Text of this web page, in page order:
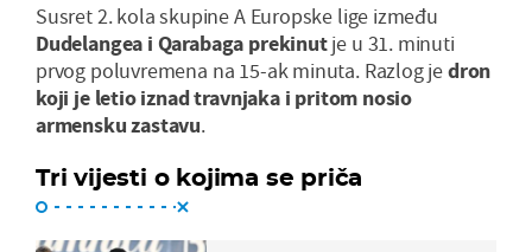
Susret 2. kola skupine A Europske lige između
Dudelangea i Qarabaga prekinutje u 31. minuti
prvog poluvremena na 15-ak minuta. Razlog jedron
koji je letio iznad travnjaka i pritom nosio
armensku zastavu.
Tri vijesti o kojima se priča